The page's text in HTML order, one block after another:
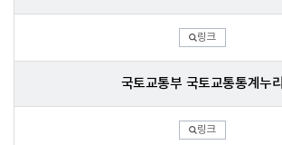
링크
국토교통부 국토교통통계누리
링크